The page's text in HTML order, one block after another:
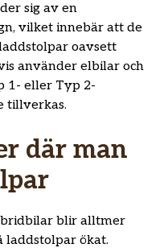
sig av en
vilket innebär att de
oavsett
använder elbilar och
1- eller Typ 2-
tillverkas.
där man
blir alltmer
laddstolpar ökat.